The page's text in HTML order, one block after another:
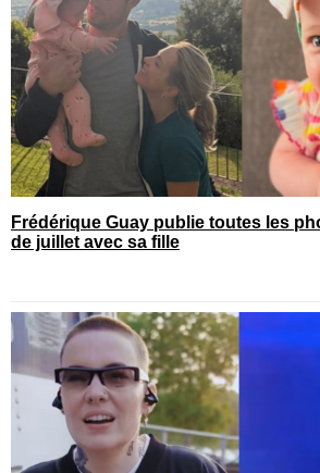
Frédérique Guay publie toutes les
de juillet avec sa fille